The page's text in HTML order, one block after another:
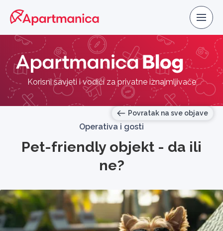
Korisni savjeti i vodiči za privatne iznajmljivače
Povratak na sve objave
Operativa i gosti
Pet-friendly objekt - da ili
ne?